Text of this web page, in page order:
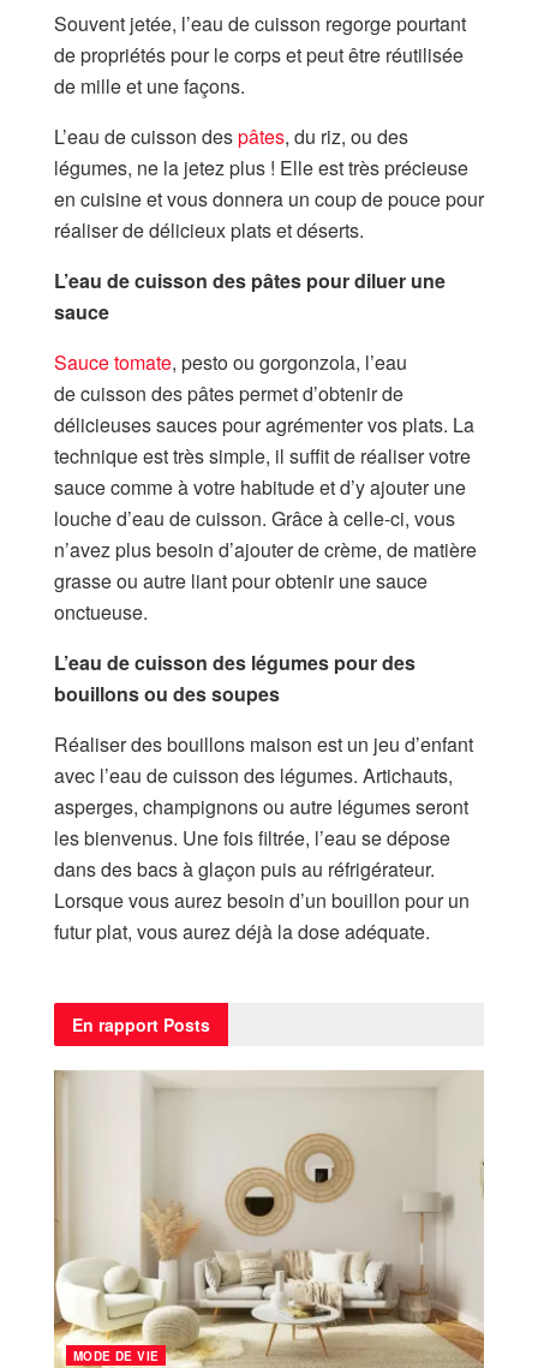
Souvent jetée, l’eau de cuisson regorge pourtant
de propriétés pour le corps et peut être réutilisée
de mille et une façons.
L’eau de cuisson despâtes, du riz, ou des
légumes, ne la jetez plus ! Elle est très précieuse
en cuisine et vous donnera un coup de pouce pour
réaliser de délicieux plats et déserts.
L’eau de cuisson des pâtes pour diluer une
sauce
Sauce tomate, pesto ou gorgonzola, l’eau
de cuisson des pâtes permet d’obtenir de
délicieuses sauces pour agrémenter vos plats. La
technique est très simple, il suffit de réaliser votre
sauce comme à votre habitude et d’y ajouter une
louche d’eau de cuisson. Grâce à celle-ci, vous
n’avez plus besoin d’ajouter de crème, de matière
grasse ou autre liant pour obtenir une sauce
onctueuse.
L’eau de cuisson des légumes pour des
bouillons ou des soupes
Réaliser des bouillons maison est un jeu d’enfant
avec l’eau de cuisson des légumes. Artichauts,
asperges, champignons ou autre légumes seront
les bienvenus. Une fois filtrée, l’eau se dépose
dans des bacs à glaçon puis au réfrigérateur.
Lorsque vous aurez besoin d’un bouillon pour un
futur plat, vous aurez déjà la dose adéquate.
En rapport Posts
MODE DE VIE